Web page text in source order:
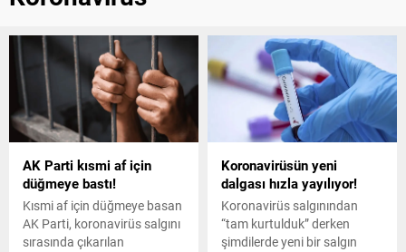
AK Parti kısmi af için
düğmeye bastı!
Kısmi af için düğmeye basan
AK Parti, koronavirüs salgını
sırasında çıkarılan
Koronavirüsün yeni
dalgası hızla yayılıyor!
Koronavirüs salgınından
“tam kurtulduk” derken
şimdilerde yeni bir salgın